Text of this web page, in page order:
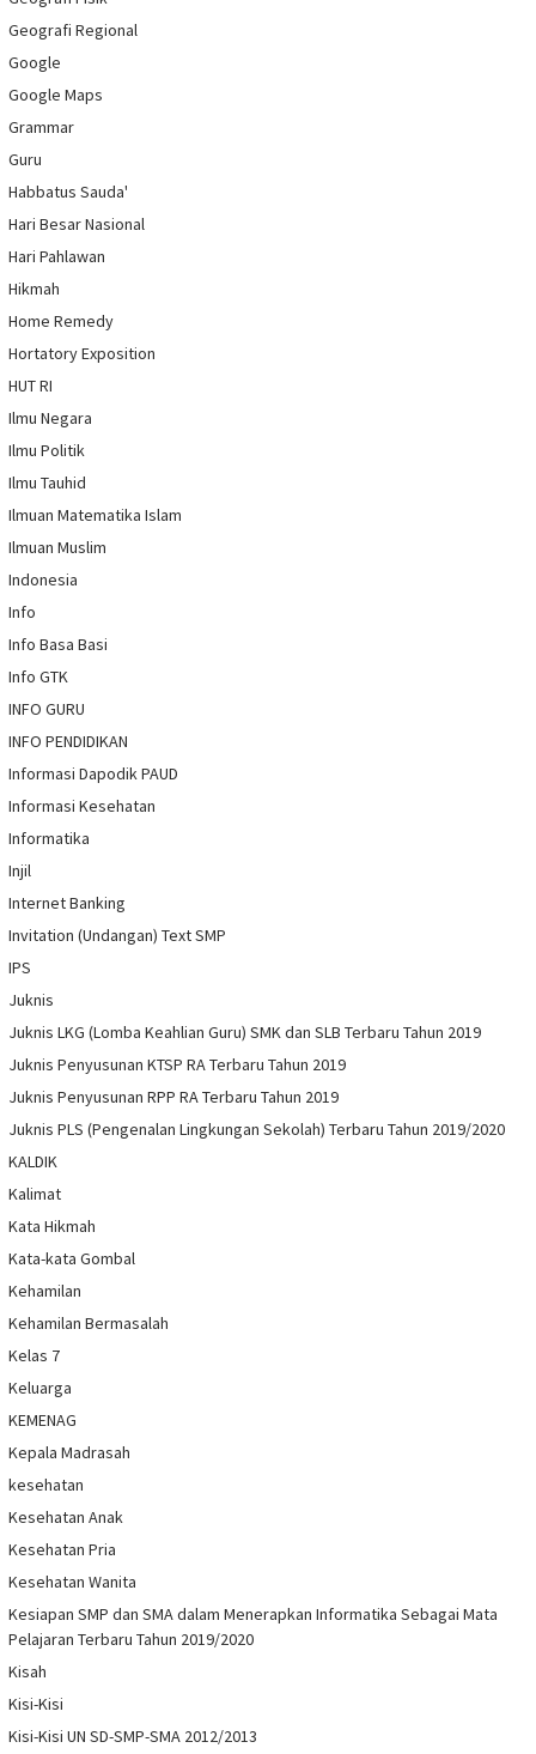
Geografi Regional
Google
Google Maps
Grammar
Guru
Habbatus Sauda'
Hari Besar Nasional
Hari Pahlawan
Hikmah
Home Remedy
Hortatory Exposition
HUT RI
Ilmu Negara
Ilmu Politik
Ilmu Tauhid
Ilmuan Matematika Islam
Ilmuan Muslim
Indonesia
Info
Info Basa Basi
Info GTK
INFO GURU
INFO PENDIDIKAN
Informasi Dapodik PAUD
Informasi Kesehatan
Informatika
Injil
Internet Banking
Invitation (Undangan) Text SMP
IPS
Juknis
Juknis LKG (Lomba Keahlian Guru) SMK dan SLB Terbaru Tahun 2019
Juknis Penyusunan KTSP RA Terbaru Tahun 2019
Juknis Penyusunan RPP RA Terbaru Tahun 2019
Juknis PLS (Pengenalan Lingkungan Sekolah) Terbaru Tahun 2019/2020
KALDIK
Kalimat
Kata Hikmah
Kata-kata Gombal
Kehamilan
Kehamilan Bermasalah
Kelas 7
Keluarga
KEMENAG
Kepala Madrasah
kesehatan
Kesehatan Anak
Kesehatan Pria
Kesehatan Wanita
Kesiapan SMP dan SMA dalam Menerapkan Informatika Sebagai Mata
Pelajaran Terbaru Tahun 2019/2020
Kisah
Kisi-Kisi
Kisi-Kisi UN SD-SMP-SMA 2012/2013